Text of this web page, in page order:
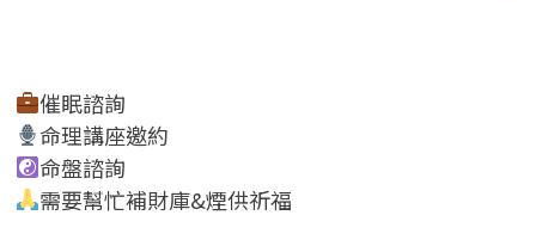
催眠諮詢
命理講座邀約
命盤諮詢
需要幫忙補財庫&煙供祈福